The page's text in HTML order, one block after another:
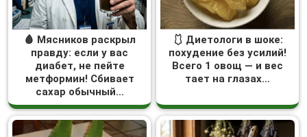
🩸 Мясников раскрыл
правду: если у вас
диабет, не пейте
метформин! Сбивает
сахар обычный...
🩱 Диетологи в шоке:
похудение без усилий!
Всего 1 овощ — и вес
тает на глазах…